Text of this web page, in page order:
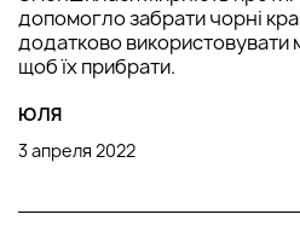
допомогло забрати чорні
додатково
щоб їх прибрати.
ЮЛЯ
3 апреля 2022